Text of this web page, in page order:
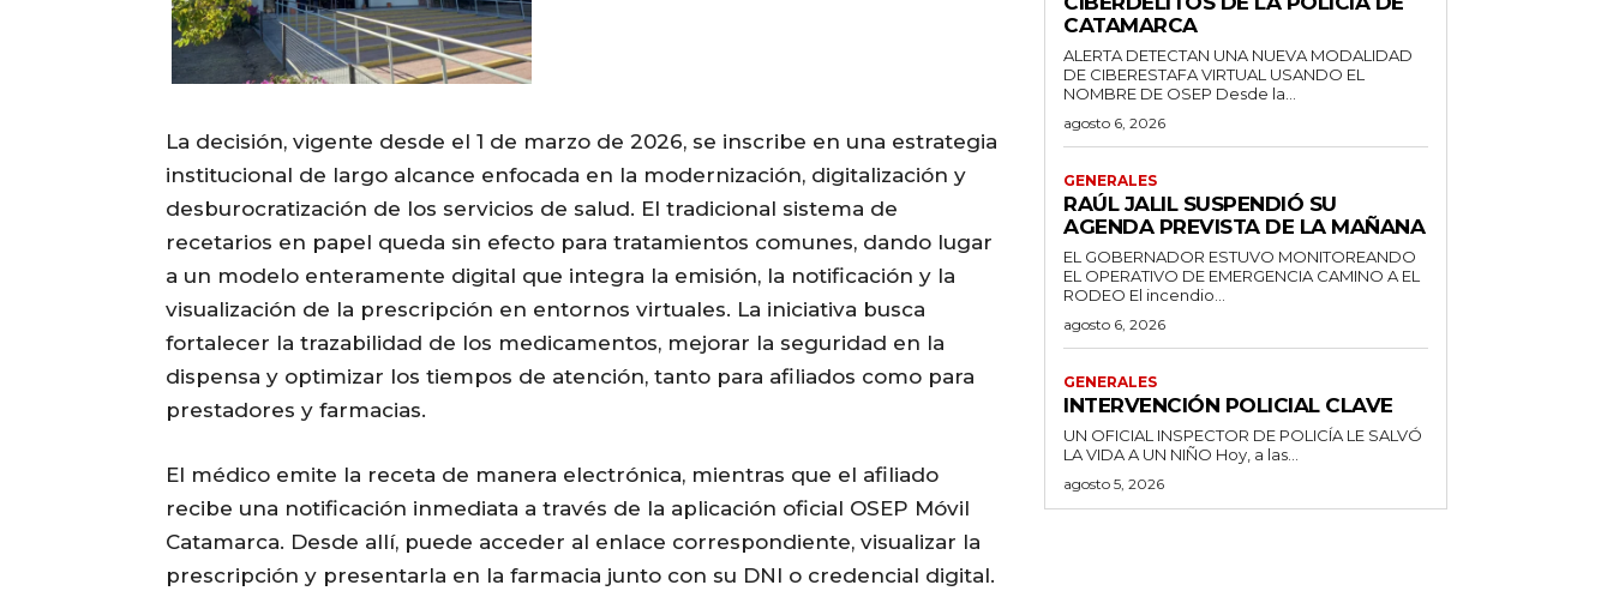
La decisión, vigente desde el 1 de marzo de 2026, se inscribe en una estrategia
institucional de largo alcance enfocada en la modernización, digitalización y
desburocratización de los servicios de salud. El tradicional sistema de
recetarios en papel queda sin efecto para tratamientos comunes, dando lugar
a un modelo enteramente digital que integra la emisión, la notificación y la
visualización de la prescripción en entornos virtuales. La iniciativa busca
fortalecer la trazabilidad de los medicamentos, mejorar la seguridad en la
dispensa y optimizar los tiempos de atención, tanto para afiliados como para
prestadores y farmacias.
El médico emite la receta de manera electrónica, mientras que el afiliado
recibe una notificación inmediata a través de la aplicación oficial OSEP Móvil
Catamarca. Desde allí, puede acceder al enlace correspondiente, visualizar la
prescripción y presentarla en la farmacia junto con su DNI o credencial digital.
CATAMARCA
ALERTA DETECTAN UNA NUEVA MODALIDAD
DE CIBERESTAFA VIRTUAL USANDO EL
NOMBRE DE OSEP Desde la...
agosto 6, 2026
GENERALES
RAÚL JALIL SUSPENDIÓ SU
AGENDA PREVISTA DE LA MAÑANA
EL GOBERNADOR ESTUVO MONITOREANDO
EL OPERATIVO DE EMERGENCIA CAMINO A EL
RODEO El incendio...
agosto 6, 2026
GENERALES
INTERVENCIÓN POLICIAL CLAVE
UN OFICIAL INSPECTOR DE POLICÍA LE SALVÓ
LA VIDA A UN NIÑO Hoy, a las...
agosto 5, 2026